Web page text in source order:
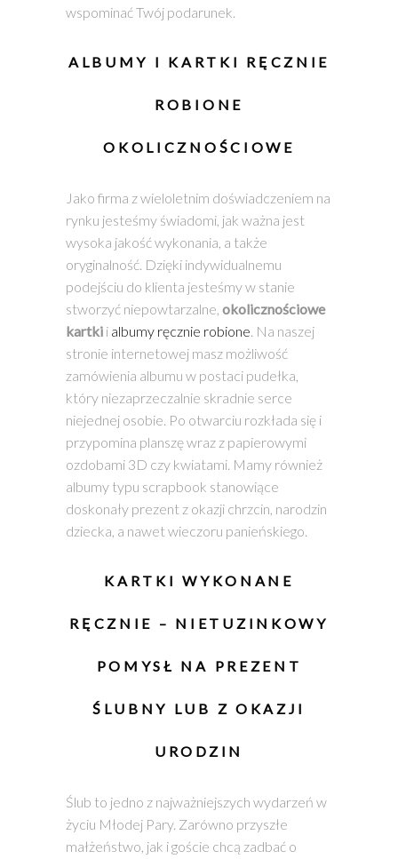
wspominać Twój podarunek.
ALBUMY I KARTKI RĘCZNIE
ROBIONE
OKOLICZNOŚCIOWE
Jako firma z wieloletnim doświadczeniem na
rynku jesteśmy świadomi, jak ważna jest
wysoka jakość wykonania, a także
oryginalność. Dzięki indywidualnemu
podejściu do klienta jesteśmy w stanie
stworzyć niepowtarzalne, okolicznościowe
kartki i albumy ręcznie robione. Na naszej
stronie internetowej masz możliwość
zamówienia albumu w postaci pudełka,
który niezaprzeczalnie skradnie serce
niejednej osobie. Po otwarciu rozkłada się i
przypomina planszę wraz z papierowymi
ozdobami 3D czy kwiatami. Mamy również
albumy typu scrapbook stanowiące
doskonały prezent z okazji chrzcin, narodzin
dziecka, a nawet wieczoru panieńskiego.
KARTKI WYKONANE
RĘCZNIE – NIETUZINKOWY
POMYSŁ NA PREZENT
ŚLUBNY LUB Z OKAZJI
URODZIN
Ślub to jedno z najważniejszych wydarzeń w
życiu Młodej Pary. Zarówno przyszłe
małżeństwo, jak i goście chcą zadbać o